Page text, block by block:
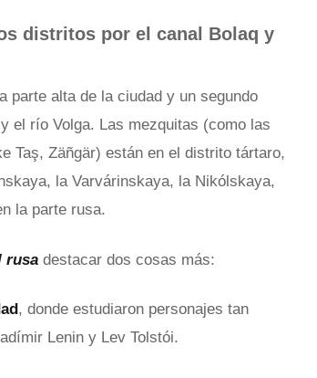
distritos por el canal Bolaq y
parte alta de la ciudad y un segundo
el río Volga. Las mezquitas (como las
Taş, Zäñgär) están en el distrito tártaro,
la Varvárinskaya, la Nikólskaya,
la parte rusa.
rusa destacar dos cosas más:
, donde estudiaron personajes tan
Lenin y Lev Tolstói.